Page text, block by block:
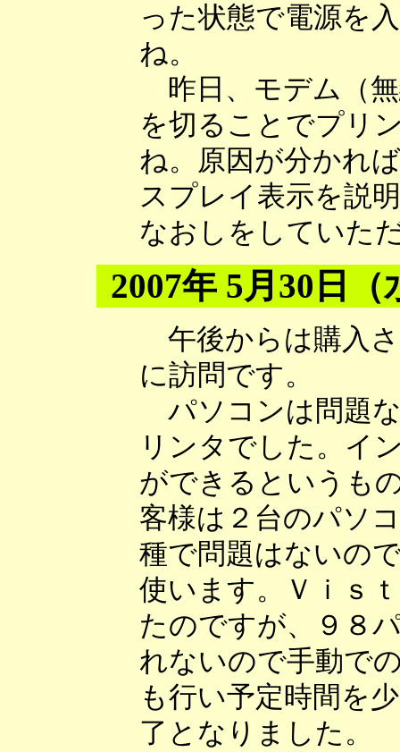
った状態で電源を
ね。
昨日、モデム（
を切ることでプリ
ね。原因が分かれ
スプレイ表示を説
なおしをしていた
2007年 5月30日（
午後からは購入
に訪問です。
パソコンは問題
リンタでした。イ
ができるというも
客様は２台のパソ
種で問題はないの
使います。Ｖｉｓ
たのですが、９８
れないので手動で
も行い予定時間を
了となりました。